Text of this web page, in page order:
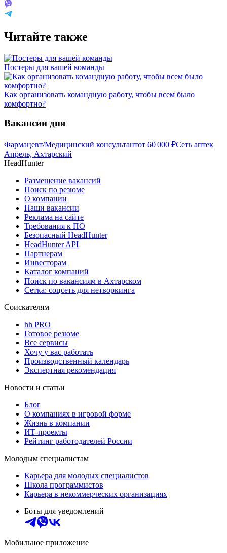
Читайте также
Постеры для вашей команды
Как организовать командную работу, чтобы всем было
комфортно?
Вакансии дня
Фармацевт/Медицинский консультантот 60 000 ₽Сеть аптек
Апрель, Ахтарский
HeadHunter
Размещение вакансий
Поиск по резюме
О компании
Наши вакансии
Реклама на сайте
Требования к ПО
Безопасный HeadHunter
HeadHunter API
Партнерам
Инвесторам
Каталог компаний
Поиск по вакансиям в Ахтарском
Сетка: соцсеть для нетворкинга
Соискателям
hh PRO
Готовое резюме
Все сервисы
Хочу у вас работать
Производственный календарь
Экспертная рекомендация
Новости и статьи
Блог
О компаниях в игровой форме
Жизнь в компании
ИТ-проекты
Рейтинг работодателей России
Молодым специалистам
Карьера для молодых специалистов
Школа программистов
Карьера в некоммерческих организациях
Боты для уведомлений
Мобильное приложение